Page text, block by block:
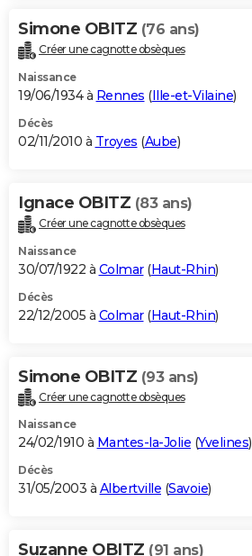
Simone OBITZ (76 ans)
Créer une cagnotte obsèques
Naissance
19/06/1934 à Rennes (Ille-et-Vilaine)
Décès
02/11/2010 à Troyes (Aube)
Ignace OBITZ (83 ans)
Créer une cagnotte obsèques
Naissance
30/07/1922 à Colmar(Haut-Rhin)
Décès
22/12/2005 à Colmar(Haut-Rhin)
Simone OBITZ (93 ans)
Créer une cagnotte obsèques
Naissance
24/02/1910 à Mantes-la-Jolie (Yvelines)
Décès
31/05/2003 à Albertville (Savoie)
Suzanne OBITZ (91 ans)